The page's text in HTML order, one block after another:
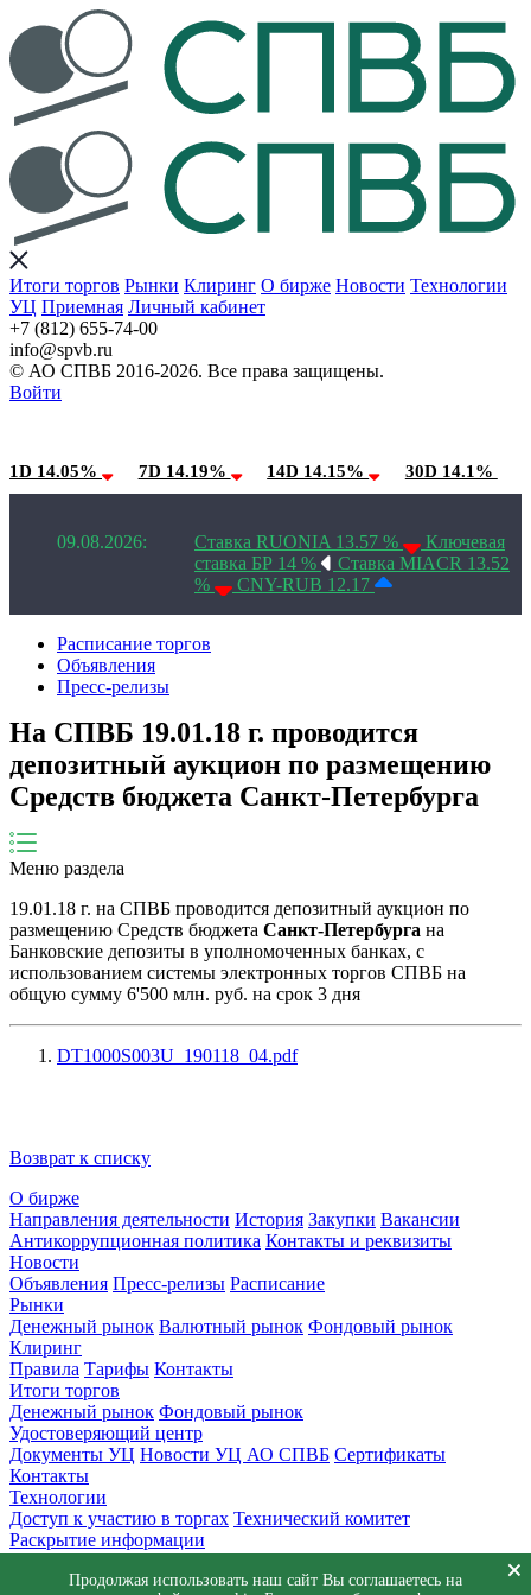
Итоги торгов Рынки Клиринг О бирже Новости Технологии
УЦ Приемная Личный кабинет
+7 (812) 655-74-00
info@spvb.ru
© АО СПВБ 2016-2026. Все права защищены.
Войти
1D 14.05% 7D 14.19% 14D 14.15% 30D 14.1%
09.08.2026: Ставка RUONIA 13.57 %
Ключевая
ставка БР 14 %
Ставка MIACR 13.52
%
CNY-RUB 12.17
Расписание торгов
Объявления
Пресс-релизы
На СПВБ 19.01.18 г. проводится
депозитный аукцион по размещению
Средств бюджета Санкт-Петербурга
Меню раздела
19.01.18 г. на СПВБ проводится депозитный аукцион по
размещению Средств бюджета Санкт-Петербурга на
Банковские депозиты в уполномоченных банках, с
использованием системы электронных торгов СПВБ на
общую сумму 6'500 млн. руб. на срок 3 дня
DT1000S003U_190118_04.pdf
Возврат к списку
О бирже
Направления деятельности История Закупки Вакансии
Антикоррупционная политика Контакты и реквизиты
Новости
Объявления Пресс-релизы Расписание
Рынки
Денежный рынок Валютный рынок Фондовый рынок
Клиринг
Правила Тарифы Контакты
Итоги торгов
Денежный рынок Фондовый рынок
Удостоверяющий центр
Документы УЦ Новости УЦ АО СПВБ Сертификаты
Контакты
Технологии
Доступ к участию в торгах Технический комитет
Раскрытие информации
Обращения Заявка в техническую поддержку
Продолжая использовать наш сайт Вы соглашаетесь на